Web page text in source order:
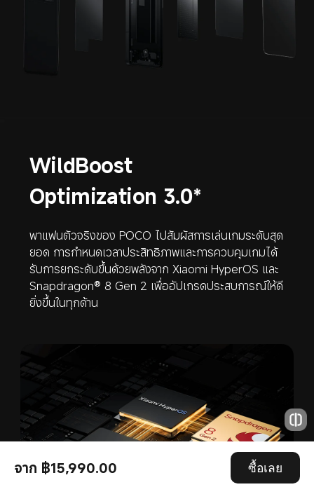
จาก ฿15,990.00 ซื้อเลย
WildBoost
Optimization 3.0*
พาแฟนตัวจริงของ POCO ไปสัมผัสการเล่นเกมระดับสุด
ยอด การกำหนดเวลาประสิทธิภาพและการควบคุมเกมได้
รับการยกระดับขึ้นด้วยพลังจาก Xiaomi HyperOS และ
Snapdragon® 8 Gen 2 เพื่ออัปเกรดประสบการณ์ให้ดี
ยิ่งขึ้นในทุกด้าน